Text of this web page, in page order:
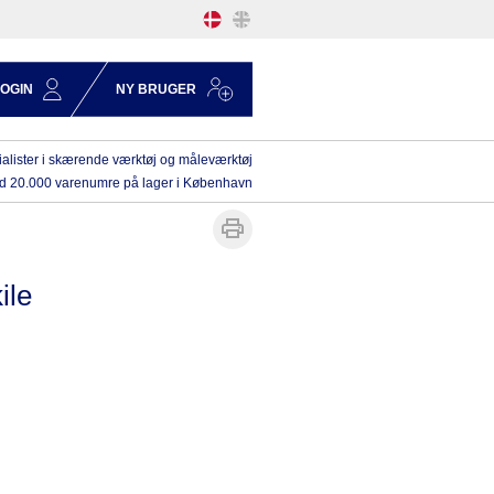
NY BRUGER
i skærende værktøj og måleværktøj
20.000 varenumre på lager i København